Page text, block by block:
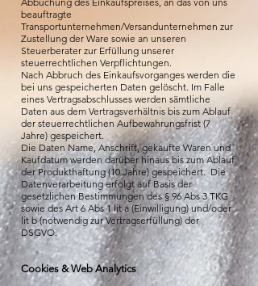
beauftragte
Transportunternehmen/Versandunternehmen zur
Zustellung der Ware sowie an unseren
Steuerberater zur Erfüllung unserer
steuerrechtlichen Verpflichtungen.
Nach Abbruch des Einkaufsvorganges werden die
bei uns gespeicherten Daten gelöscht. Im Falle
eines Vertragsabschlusses werden sämtliche
Daten aus dem Vertragsverhältnis bis zum Ablauf
der steuerrechtlichen Aufbewahrungsfrist (7
Jahre) gespeichert.
Die Daten Name, Anschrift, gekaufte Waren und
Kaufdatum werden darüber hinaus bis zum Ablauf
der Produkthaftung (10 Jahre) gespeichert. Die
Datenverarbeitung erfolgt auf Basis der
gesetzlichen Bestimmungen des § 96 Abs 3 TKG
sowie des Art 6 Abs 1 lit a (Einwilligung) und/oder
lit b (notwendig zur Vertragserfüllung) der
DSGVO.
Cookies & Web Analytics